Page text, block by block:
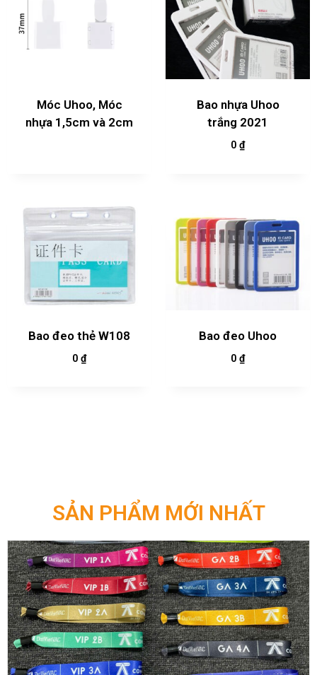
Móc Uhoo, Móc
nhựa 1,5cm và 2cm
Bao nhựa Uhoo
trắng 2021
0 ₫
Bao đeo thẻ W108
0 ₫
Bao đeo Uhoo
0 ₫
SẢN PHẨM MỚI NHẤT